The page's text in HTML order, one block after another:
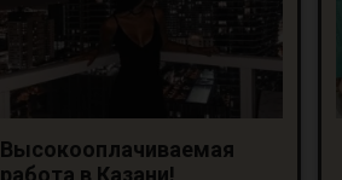
Высокооплачиваемая
работа в Казани!